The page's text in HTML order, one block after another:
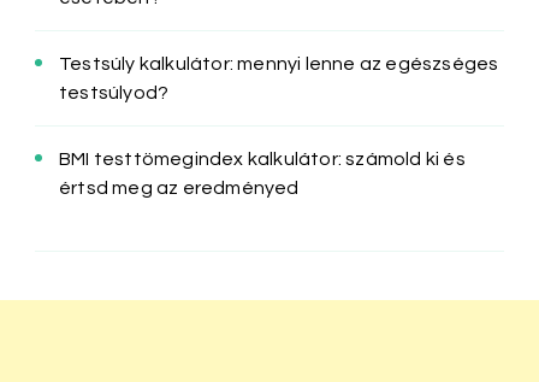
Testsúly kalkulátor: mennyi lenne az egészséges
testsúlyod?
BMI testtömegindex kalkulátor: számold ki és
értsd meg az eredményed